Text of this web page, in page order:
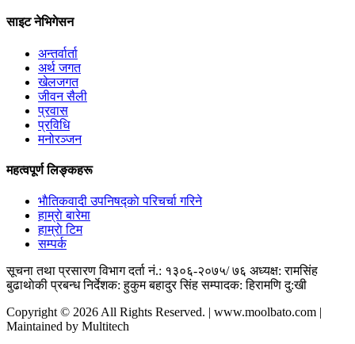
साइट नेभिगेसन
अन्तर्वार्ता
अर्थ जगत
खेलजगत
जीवन सैली
प्रवास
प्रविधि
मनोरञ्जन
महत्वपूर्ण लिङ्कहरू
भाैतिकवादी उपनिषद्काे परिचर्चा गरिने
हाम्राे बारेमा
हाम्राे टिम
सम्पर्क
सूचना तथा प्रसारण विभाग दर्ता नं.: १३०६-२०७५/ ७६ अध्यक्ष: रामसिंह
बुढाथाेकी प्रबन्ध निर्देशक: हुकुम बहादुर सिंह सम्पादक: हिरामणि दु:खी
Copyright © 2026 All Rights Reserved. | www.moolbato.com |
Maintained by Multitech